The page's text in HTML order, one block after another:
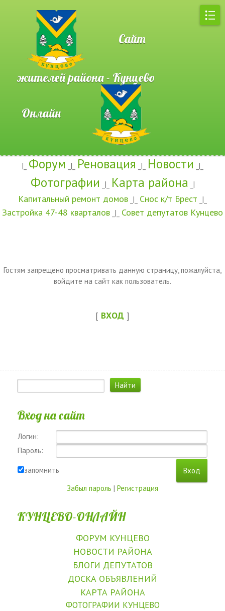
Сайт
жителей района - Кунцево
Онлайн
|_ Форум _|_ Реновация _|_ Новости _|_
Фотографии _|_ Карта района _|
Капитальный ремонт домов _|_ Снос к/т Брест _|_
Застройка 47-48 кварталов _|_ Совет депутатов Кунцево
Гостям запрещено просматривать данную страницу, пожалуйста,
войдите на сайт как пользователь.
[ ВХОД ]
Вход на сайт
Логин:
Пароль:
запомнить
Забыл пароль | Регистрация
КУНЦЕВО-ОНЛАЙН
ФОРУМ КУНЦЕВО
НОВОСТИ РАЙОНА
БЛОГИ ДЕПУТАТОВ
ДОСКА ОБЪЯВЛЕНИЙ
КАРТА РАЙОНА
ФОТОГРАФИИ КУНЦЕВО